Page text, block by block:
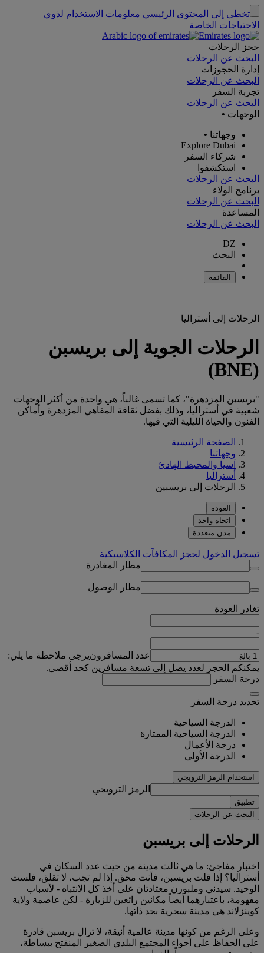
تخطي إلى المحتوى الرئيسي معلومات الاستخدام لذوي
الاحتياجات الخاصة
حجز الرحلات
البحث عن الرحلات
إدارة الحجوزات
البحث عن الرحلات
تجربة السفر
البحث عن الرحلات
الوجهات •
وجهاتنا •
Explore Dubai
شركاء السفر
استكشفوا
البحث عن الرحلات
برنامج الولاء
البحث عن الرحلات
المساعدة
البحث عن الرحلات
DZ
البحث
القائمة
الرحلات إلى أستراليا
الرحلات الجوية إلى بريسبن
(BNE)
"بريسبن المزدهرة"، كما تسمى غالباً، هي واحدة من أكثر الوجهات
شعبية في أستراليا، وذلك بفضل ثقافة المقاهي المزدهرة وأماكن
الفنون والحياة الليلية التي فيها.
الصفحة الرئيسية
وجهاتنا
آسيا والمحيط الهادئ
أستراليا
الرحلات إلى بريسبين
العودة
اتجاه واحد
مدن متعددة
تسجيل الدخول لحجز المكافآت الكلاسيكية
مطار المغادرة
مطار الوصول
تغادر العودة
-
عدد المسافرونيرجى ملاحظة ما يلي:
يمكنكم الحجز لعدد يصل إلى تسعة مسافرين كحد أقصى.
درجة السفر
تحديد درجة السفر
الدرجة السياحية
الدرجة السياحية الممتازة
درجة الأعمال
الدرجة الأولى
استخدام الرمز الترويجي
الرمز الترويجي
تطبيق
البحث عن الرحلات
الرحلات إلى بريسبن
اختبار مفاجئ: ما هي ثالث مدينة من حيث عدد السكان في
أستراليا؟ إذا قلت بريسبن، فأنت محق. إذا لم تجب، لا تقلق، فلست
الوحيد. سيدني وملبورن معتادتان على أخذ كل الانتباه - لأسباب
مفهومة، باعتبارهما أيضاً مكانين رائعين للزيارة - لكن عاصمة ولاية
كوينزلاند هي مدينة سحرية بحد ذاتها.
وعلى الرغم من كونها مدينة عالمية أنيقة، لا تزال بريسبن قادرة
على الحفاظ على أجواء المجتمع البلدي الصغير المنفتح ببساطة،